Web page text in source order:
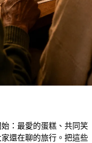
：最愛的蛋糕、共同笑
還在聊的旅行。把這些